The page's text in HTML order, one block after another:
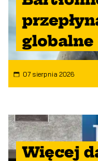
globalne
07 sierpnia 2026
Więcej